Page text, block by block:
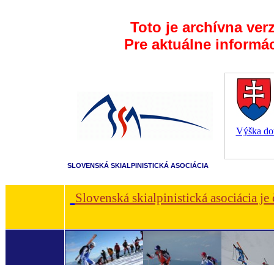
Toto je archívna
Pre aktuálne
Výška
SLOVENSKÁ SKIALPINISTICKÁ ASOCIÁCIA
Slovenská skialpinistická asociácia